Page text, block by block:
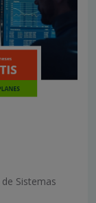
Sistemas